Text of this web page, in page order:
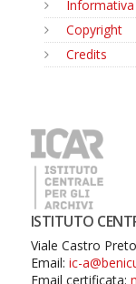
Copyright
Credits
ISTITUTO
Viale Castro
Email: ic-
Email certificata: